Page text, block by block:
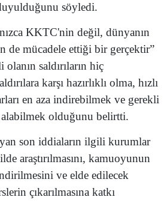
söyledi.
KKTC'nin değil, dünyanın
de mücadele ettiği bir gerçektir”
saldırıların hiç
karşı hazırlıklı olma, hızlı
en aza indirebilmek ve gerekli
alabilmek olduğunu belirtti.
son iddiaların ilgili kurumlar
araştırılmasını, kamuoyunun
ve elde edilecek
çıkarılmasına katkı